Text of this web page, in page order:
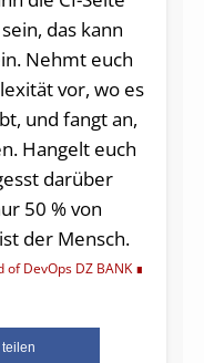
das kann
Nehmt euch
vor, wo es
und fangt an,
Hangelt euch
darüber
50 % von
der Mensch.
of DevOps DZ BANK
teilen